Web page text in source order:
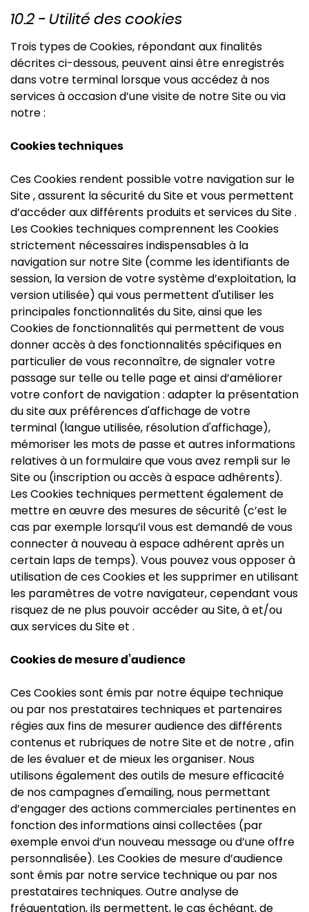
10.2 - Utilité des cookies
Trois types de Cookies, répondant aux finalités
décrites ci-dessous, peuvent ainsi être enregistrés
dans votre terminal lorsque vous accédez à nos
services à occasion d’une visite de notre Site ou via
notre :
Cookies techniques
Ces Cookies rendent possible votre navigation sur le
Site , assurent la sécurité du Site et vous permettent
d’accéder aux différents produits et services du Site .
Les Cookies techniques comprennent les Cookies
strictement nécessaires indispensables à la
navigation sur notre Site (comme les identifiants de
session, la version de votre système d’exploitation, la
version utilisée) qui vous permettent d'utiliser les
principales fonctionnalités du Site, ainsi que les
Cookies de fonctionnalités qui permettent de vous
donner accès à des fonctionnalités spécifiques en
particulier de vous reconnaître, de signaler votre
passage sur telle ou telle page et ainsi d’améliorer
votre confort de navigation : adapter la présentation
du site aux préférences d'affichage de votre
terminal (langue utilisée, résolution d'affichage),
mémoriser les mots de passe et autres informations
relatives à un formulaire que vous avez rempli sur le
Site ou (inscription ou accès à espace adhérents).
Les Cookies techniques permettent également de
mettre en œuvre des mesures de sécurité (c’est le
cas par exemple lorsqu’il vous est demandé de vous
connecter à nouveau à espace adhérent après un
certain laps de temps). Vous pouvez vous opposer à
utilisation de ces Cookies et les supprimer en utilisant
les paramètres de votre navigateur, cependant vous
risquez de ne plus pouvoir accéder au Site, à et/ou
aux services du Site et .
Cookies de mesure d’audience
Ces Cookies sont émis par notre équipe technique
ou par nos prestataires techniques et partenaires
régies aux fins de mesurer audience des différents
contenus et rubriques de notre Site et de notre , afin
de les évaluer et de mieux les organiser. Nous
utilisons également des outils de mesure efficacité
de nos campagnes d'emailing, nous permettant
d’engager des actions commerciales pertinentes en
fonction des informations ainsi collectées (par
exemple envoi d’un nouveau message ou d’une offre
personnalisée). Les Cookies de mesure d’audience
sont émis par notre service technique ou par nos
prestataires techniques. Outre analyse de
fréquentation, ils permettent, le cas échéant, de